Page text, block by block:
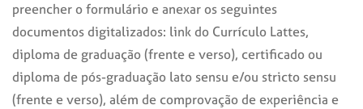
preencher o formulário e anexar os seguintes
documentos digitalizados: link do Currículo Lattes,
diploma de graduação (frente e verso), certificado ou
diploma de pós-graduação lato sensu e/ou stricto sensu
(frente e verso), além de comprovação de experiência e